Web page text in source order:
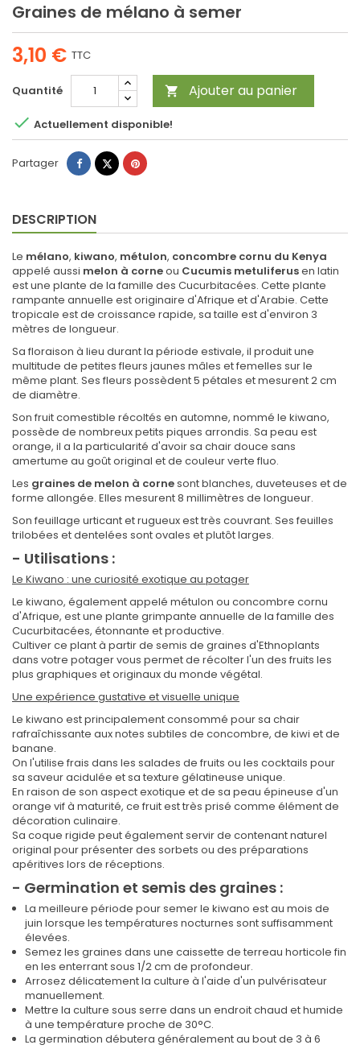
Graines de mélano à semer
3,10 € TTC
Quantité  Ajouter au panier
 Actuellement disponible!
Partager PartagerTweetPinterest
DESCRIPTION
Le mélano, kiwano, métulon, concombre cornu du Kenya
appelé aussi melon à corneou Cucumis metuliferusen latin
est une plante de la famille des Cucurbitacées. Cette plante
rampante annuelle est originaire d'Afrique et d'Arabie. Cette
tropicale est de croissance rapide, sa taille est d'environ 3
mètres de longueur.
Sa floraison à lieu durant la période estivale, il produit une
multitude de petites fleurs jaunes mâles et femelles sur le
même plant. Ses fleurs possèdent 5 pétales et mesurent 2 cm
de diamètre.
Son fruit comestible récoltés en automne, nommé le kiwano,
possède de nombreux petits piques arrondis. Sa peau est
orange, il a la particularité d'avoir sa chair douce sans
amertume au goût original et de couleur verte fluo.
Les graines de melon à cornesont blanches, duveteuses et de
forme allongée. Elles mesurent 8 millimètres de longueur.
Son feuillage urticant et rugueux est très couvrant. Ses feuilles
trilobées et dentelées sont ovales et plutôt larges.
- Utilisations :
Le Kiwano : une curiosité exotique au potager
Le kiwano, également appelé métulon ou concombre cornu
d'Afrique, est une plante grimpante annuelle de la famille des
Cucurbitacées, étonnante et productive.
Cultiver ce plant à partir de semis de graines d'Ethnoplants
dans votre potager vous permet de récolter l'un des fruits les
plus graphiques et originaux du monde végétal.
Une expérience gustative et visuelle unique
Le kiwano est principalement consommé pour sa chair
rafraîchissante aux notes subtiles de concombre, de kiwi et de
banane.
On l'utilise frais dans les salades de fruits ou les cocktails pour
sa saveur acidulée et sa texture gélatineuse unique.
En raison de son aspect exotique et de sa peau épineuse d'un
orange vif à maturité, ce fruit est très prisé comme élément de
décoration culinaire.
Sa coque rigide peut également servir de contenant naturel
original pour présenter des sorbets ou des préparations
apéritives lors de réceptions.
- Germination et semis des graines :
La meilleure période pour semer le kiwano est au mois de
juin lorsque les températures nocturnes sont suffisamment
élevées.
Semez les graines dans une caissette de terreau horticole fin
en les enterrant sous 1/2 cm de profondeur.
Arrosez délicatement la culture à l'aide d'un pulvérisateur
manuellement.
Mettre la culture sous serre dans un endroit chaud et humide
à une température proche de 30°C.
La germination débutera généralement au bout de 3 à 6